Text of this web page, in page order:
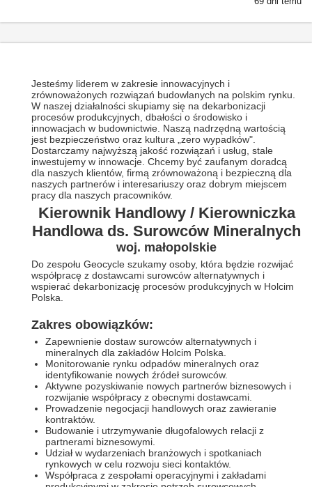
Jesteśmy liderem w zakresie innowacyjnych i
zrównoważonych rozwiązań budowlanych na polskim rynku.
W naszej działalności skupiamy się na dekarbonizacji
procesów produkcyjnych, dbałości o środowisko i
innowacjach w budownictwie. Naszą nadrzędną wartością
jest bezpieczeństwo oraz kultura „zero wypadków".
Dostarczamy najwyższą jakość rozwiązań i usług, stale
inwestujemy w innowacje. Chcemy być zaufanym doradcą
dla naszych klientów, firmą zrównoważoną i bezpieczną dla
naszych partnerów i interesariuszy oraz dobrym miejscem
pracy dla naszych pracowników.
Kierownik Handlowy / Kierowniczka
Handlowa ds. Surowców Mineralnych
woj. małopolskie
Do zespołu Geocycle szukamy osoby, która będzie rozwijać
współpracę z dostawcami surowców alternatywnych i
wspierać dekarbonizację procesów produkcyjnych w Holcim
Polska.
Zakres obowiązków:
Zapewnienie dostaw surowców alternatywnych i
mineralnych dla zakładów Holcim Polska.
Monitorowanie rynku odpadów mineralnych oraz
identyfikowanie nowych źródeł surowców.
Aktywne pozyskiwanie nowych partnerów biznesowych i
rozwijanie współpracy z obecnymi dostawcami.
Prowadzenie negocjacji handlowych oraz zawieranie
kontraktów.
Budowanie i utrzymywanie długofalowych relacji z
partnerami biznesowymi.
Udział w wydarzeniach branżowych i spotkaniach
rynkowych w celu rozwoju sieci kontaktów.
Współpraca z zespołami operacyjnymi i zakładami